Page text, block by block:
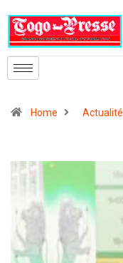
Home Actualité